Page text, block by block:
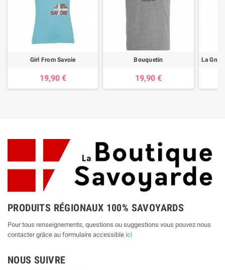
Girl From Savoie
19,90 €
Bouquetin
19,90 €
PRODUITS RÉGIONAUX 100% SAVOYARDS
Pour tous renseignements, questions ou suggestions vous pouvez nous
contacter grâce au formulaire accessible ici
NOUS SUIVRE